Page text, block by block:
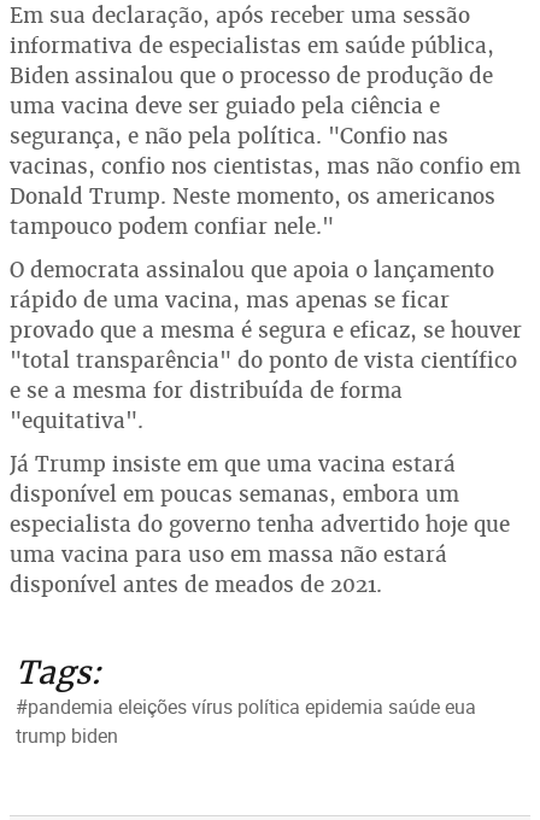
Em sua declaração, após receber uma sessão
informativa de especialistas em saúde pública,
Biden assinalou que o processo de produção de
uma vacina deve ser guiado pela ciência e
segurança, e não pela política. "Confio nas
vacinas, confio nos cientistas, mas não confio em
Donald Trump. Neste momento, os americanos
tampouco podem confiar nele."
O democrata assinalou que apoia o lançamento
rápido de uma vacina, mas apenas se ficar
provado que a mesma é segura e eficaz, se houver
"total transparência" do ponto de vista científico
e se a mesma for distribuída de forma
"equitativa".
Já Trump insiste em que uma vacina estará
disponível em poucas semanas, embora um
especialista do governo tenha advertido hoje que
uma vacina para uso em massa não estará
disponível antes de meados de 2021.
Tags:
#pandemia eleições vírus política epidemia saúde eua
trump biden